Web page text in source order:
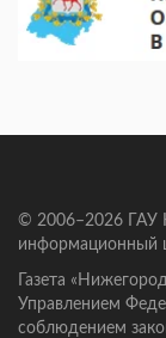
© 2006–2026 ГАУ
информационный
Газета
Управлением
соблюдением